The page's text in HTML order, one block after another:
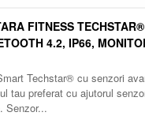
FITNESS
4.2, IP66,
OXIGEN,
Techstar® cu senzori
tau preferat cu ajutorul
Senzor...